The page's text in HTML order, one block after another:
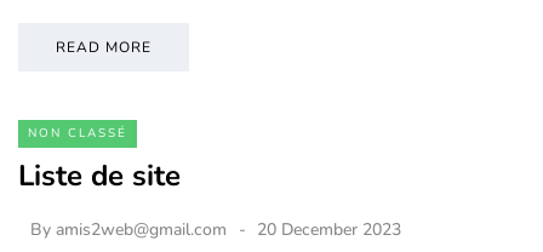
READ MORE
NON CLASSÉ
Liste de site
By amis2web@gmail.com 20 December 2023